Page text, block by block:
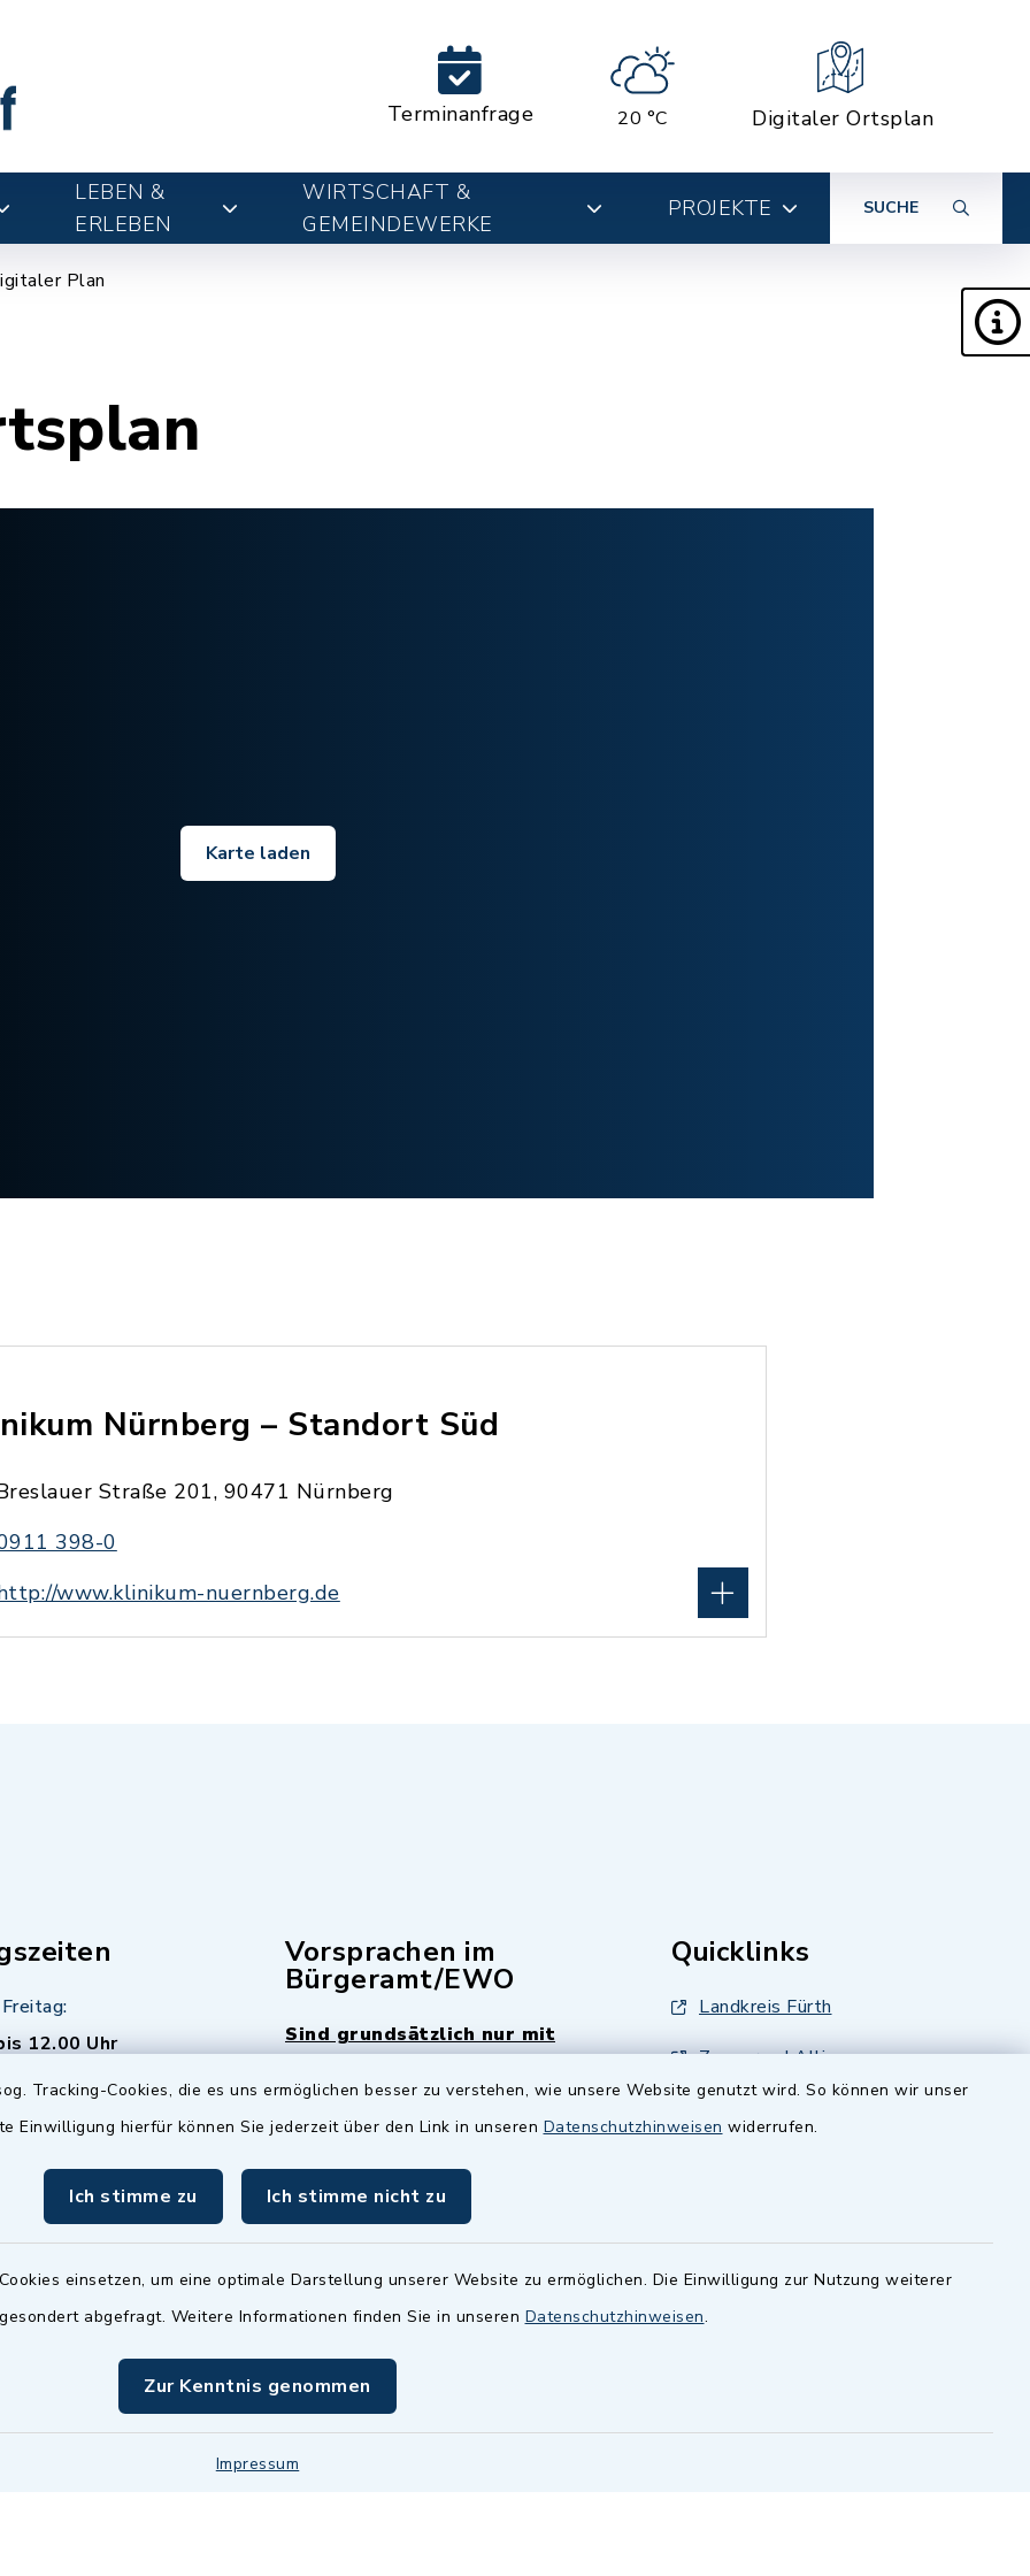
Tracking-Cookies, die es uns ermöglichen besser zu verstehen, wie unsere Website genutzt wird. So können wir unser
Einwilligung hierfür können Sie jederzeit über den Link in unseren Datenschutzhinweisen widerrufen.
Ich stimme zu Ich stimme nicht zu
einsetzen, um eine optimale Darstellung unserer Website zu ermöglichen. Die Einwilligung zur Nutzung weiterer
abgefragt. Weitere Informationen finden Sie in unseren Datenschutzhinweisen.
Zur Kenntnis genommen
Impressum
Terminanfrage 20 °C Digitaler Ortsplan
LEBEN &
ERLEBEN
WIRTSCHAFT &
GEMEINDEWERKE
PROJEKTE SUCHE
Plan
Karte laden
Nürnberg – Standort Süd
Straße 201, 90471 Nürnberg
398-0
www.klinikum-nuernberg.de
12.00 Uhr
Uhr - allerdings
Termine sind
fragen Sie den
Sachbearbeiter)
Vorsprachen im
Bürgeramt/EWO
Sind grundsätzlich nur mit
Termin möglich.
istMittwochs geschlossen.
Quicklinks
Landkreis Fürth
Zenngrund Allianz